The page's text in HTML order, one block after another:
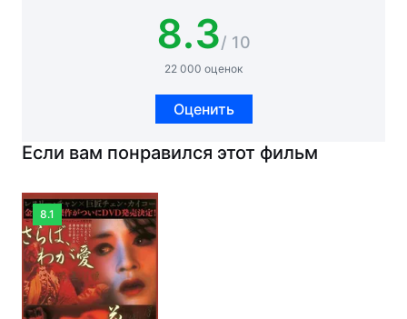
8.3/ 10
22 000 оценок
Оценить
Если вам понравился этот фильм
8.1